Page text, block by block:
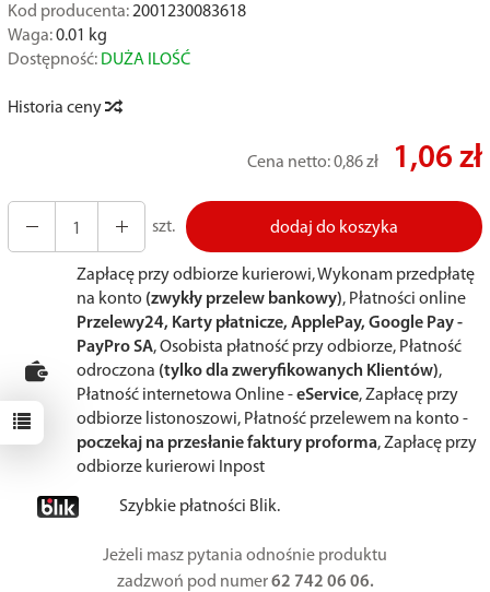
Kod producenta: 2001230083618
Waga: 0.01 kg
Dostępność: DUŻA ILOŚĆ
Historia ceny
Cena netto:0,86 zł 1,06 zł
szt. dodaj do koszyka
Zapłacę przy odbiorze kurierowi, Wykonam przedpłatę
na konto (zwykły przelew bankowy), Płatności online
Przelewy24, Karty płatnicze, ApplePay, Google Pay -
PayPro SA, Osobista płatność przy odbiorze, Płatność
odroczona (tylko dla zweryfikowanych Klientów),
Płatność internetowa Online -eService, Zapłacę przy
odbiorze listonoszowi, Płatność przelewem na konto -
poczekaj na przesłanie faktury proforma, Zapłacę przy
odbiorze kurierowi Inpost
Szybkie płatności Blik.
Jeżeli masz pytania odnośnie produktu
zadzwoń pod numer62 742 06 06.